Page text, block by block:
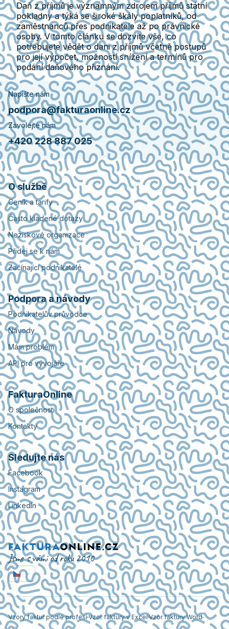
Daň z příjmů je významným zdrojem příjmů státní
pokladny a týká se široké škály poplatníků, od
zaměstnanců přes podnikatele až po právnické
osoby. V tomto článku se dozvíte vše, co
potřebujete vědět o dani z příjmů včetně postupů
pro její výpočet, možností snížení a termínů pro
podání daňového přiznání.
Napište nám
podpora@fakturaonline.cz
Zavolejte nám
+420 228 887 025
O službě
Ceník a tarify
Často kladené dotazy
Neziskové organizace
Přidej se k nám
Začínající podnikatelé
Podpora a návody
Podnikatelův průvodce
Návody
Mám problém
API pro vývojáře
FakturaOnline
O společnosti
Kontakty
Sledujte nás
Facebook
Instagram
LinkedIn
Jsme s vámi od roku 2010
Vzory faktur podle profesíVzor faktury v ExcelVzor faktury Word